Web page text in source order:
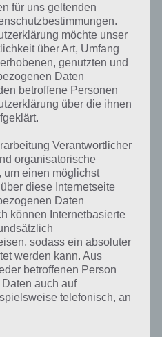
gibt es auch Booster, doch
sind begrenzt und können
nur via In-App-Kauf geholt
der Regel schafft man es nach
Versuchen aber auch ohne
ins nächste Level
Solitaire Saga
wie Pyramid Solitaire Saga zu
Gameplay Video zur App
gezeigt werden
für uns geltenden
möchte unser
über Art, Umfang
genutzten und
Daten
betroffene Personen
über die ihnen
Verantwortlicher
organisatorische
um einen möglichst
diese Internetseite
Daten
können Internetbasierte
sodass ein absoluter
werden kann. Aus
betroffenen Person
auch auf
telefonisch, an